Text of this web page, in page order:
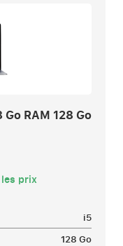
RAM 128 Go
prix
i5
128 Go